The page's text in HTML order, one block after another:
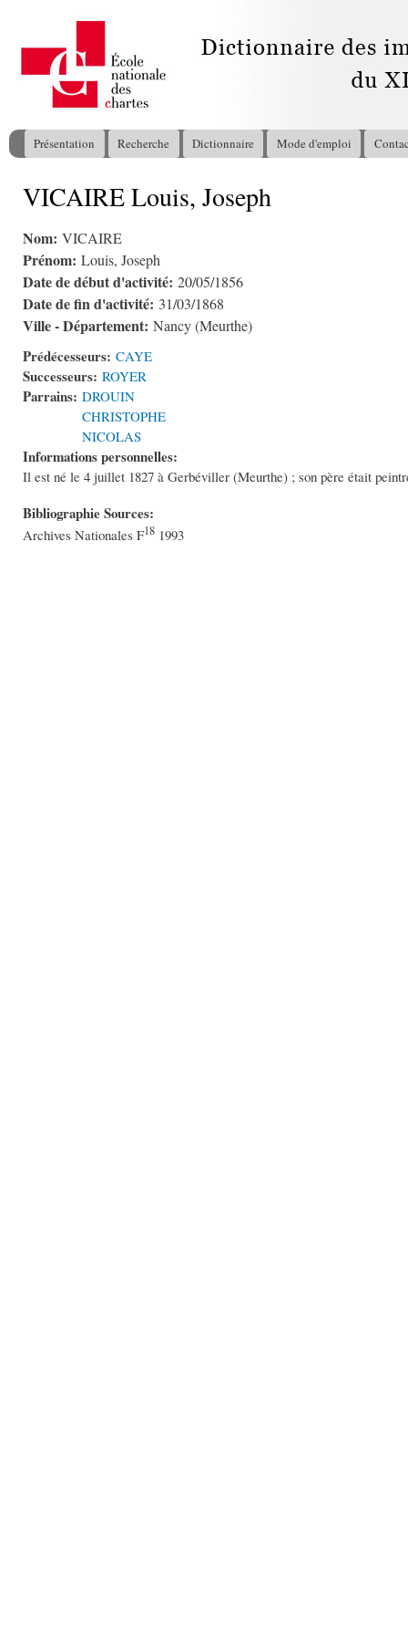
Menu principal
Présentation Recherche Dictionnaire Mode d'emploi
Vous êtes ici
VICAIRE Louis, Joseph
Nom: VICAIRE
Prénom: Louis, Joseph
Date de début d'activité: 20/05/1856
Date de fin d'activité: 31/03/1868
Ville - Département: Nancy (Meurthe)
Prédécesseurs: CAYE
Successeurs: ROYER
Parrains: DROUIN
CHRISTOPHE
NICOLAS
Informations personnelles:
Il est né le 4 juillet 1827 à Gerbéviller (Meurthe) ; son père était
Bibliographie Sources:
Archives Nationales F18 1993